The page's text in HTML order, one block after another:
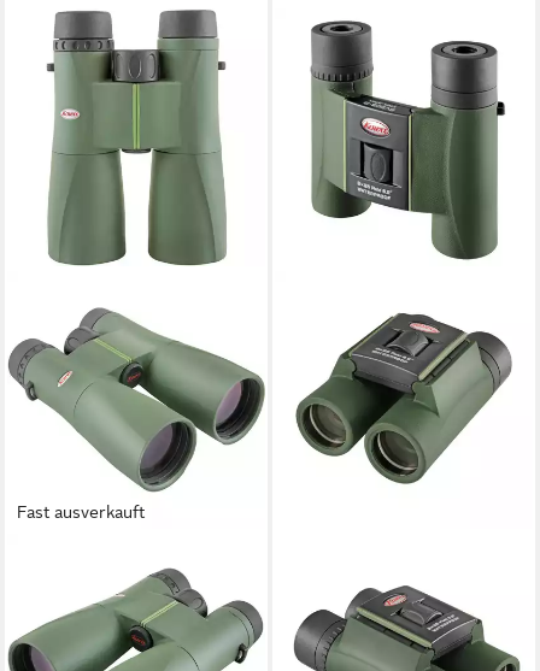
Fast ausverkauft
Kowa Fernglas SV II 10x50
Fernglas
430,28 €
15,44 €
mtl. in 36 Raten
Kowa Fernglas SV II 8x25
Fernglas
141,30 €
12,91 €
mtl. in 12 Raten